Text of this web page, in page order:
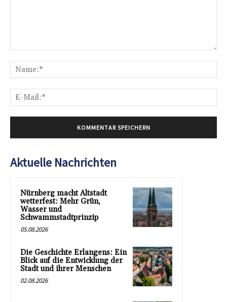
Aktuelle Nachrichten
Nürnberg macht Altstadt
wetterfest: Mehr Grün,
Wasser und
Schwammstadtprinzip
05.08.2026
Die Geschichte Erlangens: Ein
Blick auf die Entwicklung der
Stadt und ihrer Menschen
02.08.2026